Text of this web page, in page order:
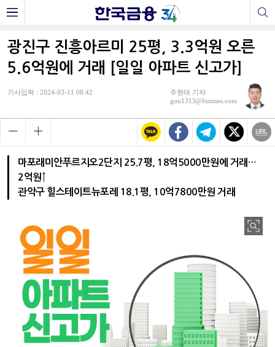
광진구 진흥아르미 25평, 3.3억원 오른
5.6억원에 거래 [일일 아파트 신고가]
기사입력 : 2024-03-11 08:42
주현태 기자
gun1313@fntimes.com
마포래미안푸르지오2단지 25.7평, 18억5000만원에 거래…
2억원↑
관악구 힐스테이트뉴포레 18.1평, 10억7800만원 거래